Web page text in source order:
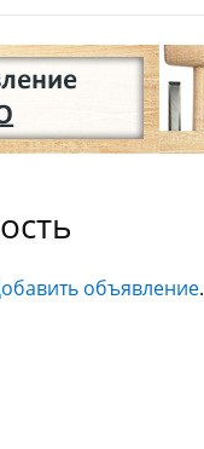
объявление.